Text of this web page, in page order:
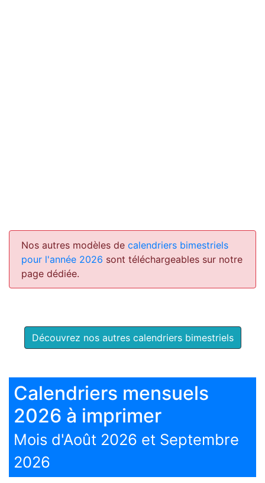
Nos autres modèles de calendriers bimestriels
pour l'année 2026 sont téléchargeables sur notre
page dédiée.
Découvrez nos autres calendriers bimestriels
Calendriers mensuels
2026 à imprimer
Mois d'Août 2026 et Septembre
2026